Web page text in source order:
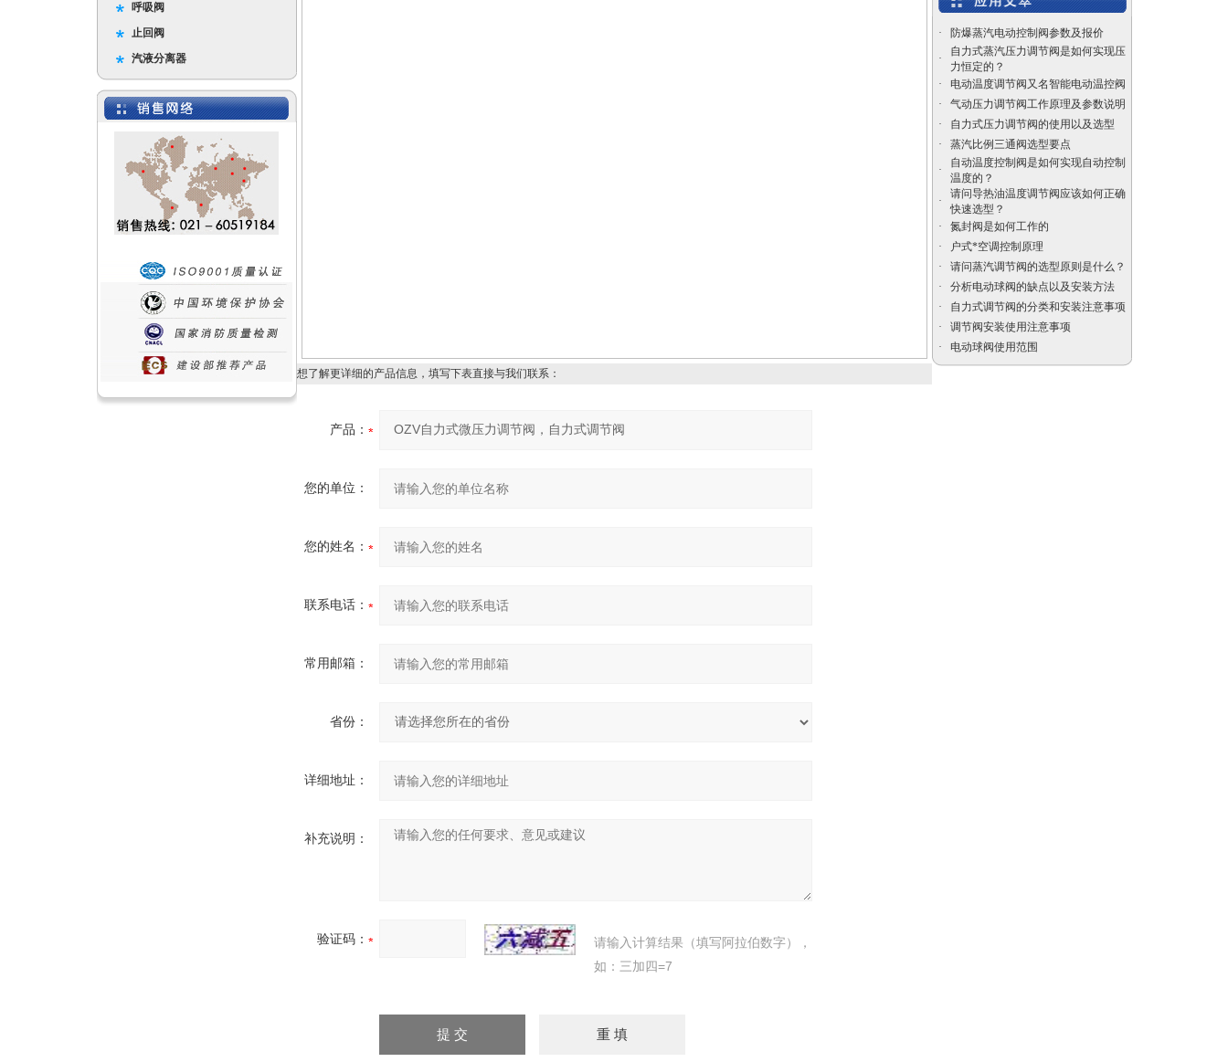
呼吸阀
止回阀
汽液分离器
想了解更详细的产品信息，填写下表直接与我们联系：
产品：
您的单位：
您的姓名：
联系电话：
常用邮箱：
省份：
详细地址：
补充说明：
验证码：
请输入计算结果（填写阿拉伯数字），
如：三加四=7
沃中平板闸阀
自力式电控温度调节阀
价格
气动陶瓷干灰闸阀
·
防爆蒸汽电动控制阀参数及报价
·
自力式蒸汽压力调节阀是如何实现压
力恒定的？
·
电动温度调节阀又名智能电动温控阀
·
气动压力调节阀工作原理及参数说明
·
自力式压力调节阀的使用以及选型
·
蒸汽比例三通阀选型要点
·
自动温度控制阀是如何实现自动控制
温度的？
·
请问导热油温度调节阀应该如何正确
快速选型？
·
氮封阀是如何工作的
·
户式*空调控制原理
·
请问蒸汽调节阀的选型原则是什么？
·
分析电动球阀的缺点以及安装方法
·
自力式调节阀的分类和安装注意事项
·
调节阀安装使用注意事项
·
电动球阀使用范围